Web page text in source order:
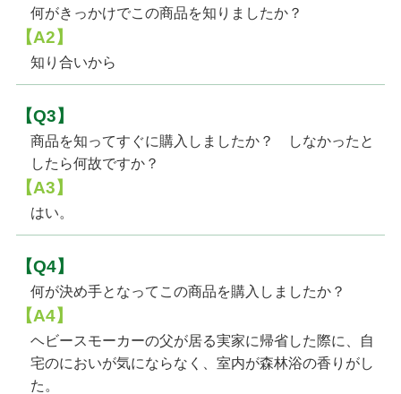
何がきっかけでこの商品を知りましたか？
【A2】
知り合いから
【Q3】
商品を知ってすぐに購入しましたか？ しなかったと
したら何故ですか？
【A3】
はい。
【Q4】
何が決め手となってこの商品を購入しましたか？
【A4】
ヘビースモーカーの父が居る実家に帰省した際に、自
宅のにおいが気にならなく、室内が森林浴の香りがし
た。